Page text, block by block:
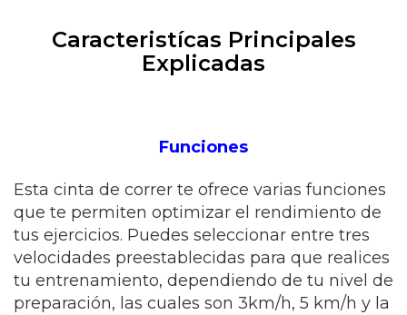
Caracteristícas Principales
Explicadas
Funciones
Esta cinta de correr te ofrece varias funciones
que te permiten optimizar el rendimiento de
tus ejercicios. Puedes seleccionar entre tres
velocidades preestablecidas para que realices
tu entrenamiento, dependiendo de tu nivel de
preparación, las cuales son 3km/h, 5 km/h y la